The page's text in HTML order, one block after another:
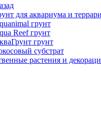
для аквариума и
грунт
Reef грунт
грунт
субстрат
растения и